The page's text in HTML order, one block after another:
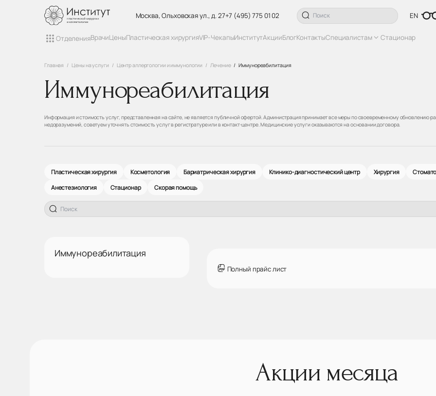
Москва, Ольховская ул., д. 27+7 (495) 775 01 02 EN
ОтделенияВрачиЦеныПластическая хирургияVIP-ЧекапыИнститутАкцииБлогКонтактыСпециалистам Стационар
Главная Цены на услуги Центр аллергологии и иммунологии Лечение Иммунореабилитация
Иммунореабилитация
Информация и стоимость услуг, представленная на сайте, не является публичной офертой. Администрация принимает все меры по своевременному обновлению
недоразумений, советуем уточнять стоимость услуг в регистратуре или в контакт-центре. Медицинские услуги оказываются на основании договора.
Пластическая хирургия Косметология Бариатрическая хирургия Клинико-диагностический центр Хирургия
Анестезиология
Стационар Скорая помощь
Иммунореабилитация
Полный прайс лист
Акции месяца